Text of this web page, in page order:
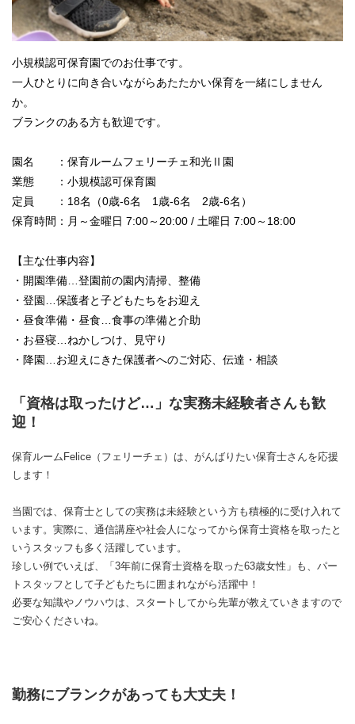
小規模認可保育園でのお仕事です。
一人ひとりに向き合いながらあたたかい保育を一緒にしません
か。
ブランクのある方も歓迎です。
園名 ：保育ルームフェリーチェ和光Ⅱ園
業態 ：小規模認可保育園
定員 ：18名（0歳-6名 1歳-6名 2歳-6名）
保育時間：月～金曜日 7:00～20:00 / 土曜日 7:00～18:00
【主な仕事内容】
・開園準備…登園前の園内清掃、整備
・登園…保護者と子どもたちをお迎え
・昼食準備・昼食…食事の準備と介助
・お昼寝…ねかしつけ、見守り
・降園…お迎えにきた保護者へのご対応、伝達・相談
「資格は取ったけど…」な実務未経験者さんも歓
迎！
保育ルームFelice（フェリーチェ）は、がんばりたい保育士さんを応援
します！
当園では、保育士としての実務は未経験という方も積極的に受け入れて
います。実際に、通信講座や社会人になってから保育士資格を取ったと
いうスタッフも多く活躍しています。
珍しい例でいえば、「3年前に保育士資格を取った63歳女性」も、パー
トスタッフとして子どもたちに囲まれながら活躍中！
必要な知識やノウハウは、スタートしてから先輩が教えていきますので
ご安心くださいね。
勤務にブランクがあっても大丈夫！